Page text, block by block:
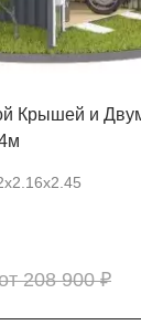
Крышей и
208 900 ₽